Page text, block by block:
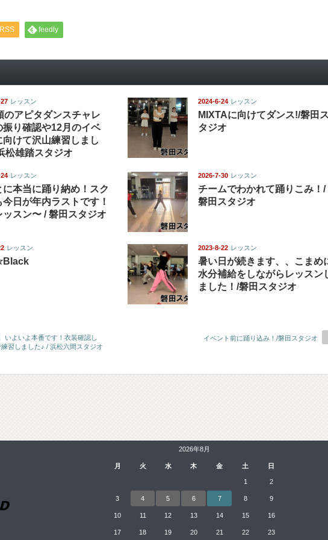
RSS feedly
レッスン
のアピタダンスチャレ
振り確認や12月のイベ
向けて沢山練習しまし
松雄踏スタジオ
2024-6-24 レッスン
MIXTAに向けてダンス!/磐田
タジオ
レッスン
に本当に踊り納め！スク
今日が年内ラストです！
ッスン〜 / 磐田スタジオ
2026-7-30 レッスン
チームでわかれて踊りこみ！/
磐田スタジオ
レッスン 2023-8-22 レッスン
暑い日が続きます、、こまめ
水分補給をしながらレッスン
ました！/磐田スタジオ
いよいよ本番です！衣装確認し
習しました♪ / 浜松六間スタジオ
イベント前に踊り込み！/磐田スタジオ
2026年8月
月 火 水 木 金 土 日
1 2
3 4 5 6 7 8 9
10 11 12 13 14 15 16
17 18 19 20 21 22 23